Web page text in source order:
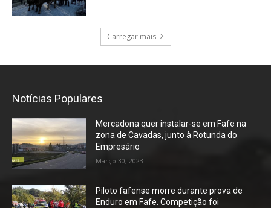
Carregar mais
Notícias Populares
Mercadona quer instalar-se em Fafe na
zona de Cavadas, junto à Rotunda do
Empresário
Março 30, 2023
Piloto fafense morre durante prova de
Enduro em Fafe. Competição foi